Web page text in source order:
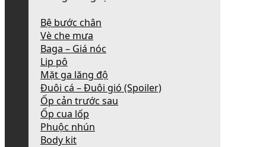
Bệ bước chân
Vè che mưa
Baga – Giá nóc
Lip pô
Mặt ga lăng độ
Đuôi cá – Đuôi gió (Spoiler)
Ốp cản trước sau
Ốp cua lốp
Phuộc nhún
Body kit